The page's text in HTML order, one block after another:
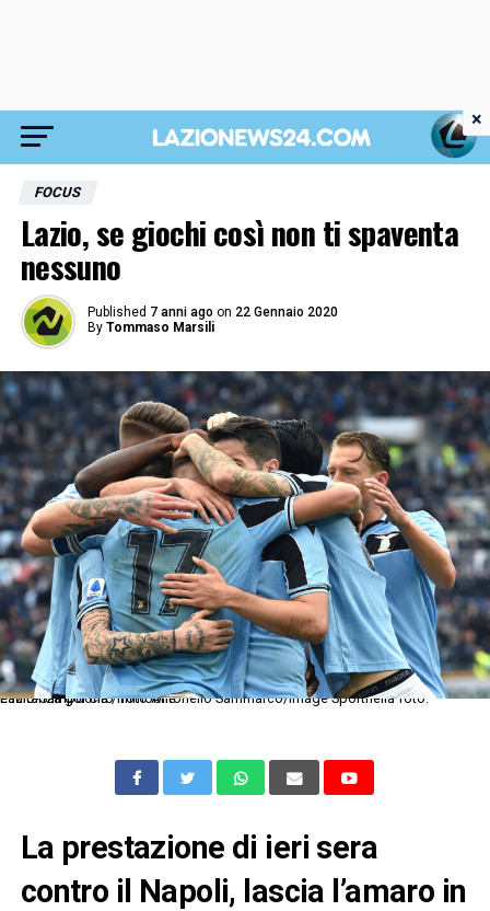
FOCUS
Lazio, se giochi così non ti spaventa
nessuno
Published 7 anni ago on 22 Gennaio 2020
By Tommaso Marsili
Lazio-Sampdoria / foto Antonello Sammarco/Image Sportnella foto: esultanza gol Ciro Immobile
La prestazione di ieri sera
contro il Napoli, lascia l’amaro in
×